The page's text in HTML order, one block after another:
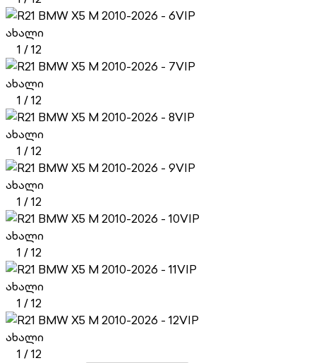
VIP
ახალი
1 /12
VIP
ახალი
1 /12
VIP
ახალი
1 /12
VIP
ახალი
1 /12
VIP
ახალი
1 /12
VIP
ახალი
1 /12
VIP
ახალი
1 /12